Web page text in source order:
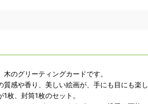
のグリーティングカードです。
質感や香り、美しい絵画が、手にも目にも楽
枚、封筒1枚のセット。